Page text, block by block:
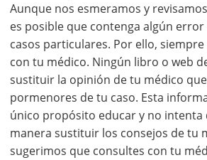
Aunque nos esmeramos y
es posible que contenga algún
casos particulares. Por ello,
con tu médico. Ningún libro o web
sustituir la opinión de tu médico
pormenores de tu caso. Esta
único propósito educar y no intenta
manera sustituir los consejos de tu
sugerimos que consultes con tu